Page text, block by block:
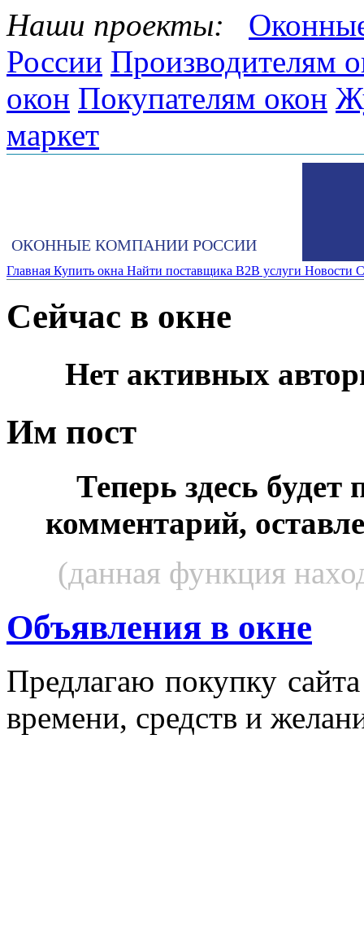
Наши проекты:
России Производителям
окон Покупателям окон
маркет
ОКОННЫЕ КОМПАНИИ РОССИИ
Главная Купить окна Найти поставщика B2B услуги Новости
Сейчас в окне
Нет активных
Им пост
Теперь здесь будет
комментарий,
(данная функция
Объявления в окне
Пред­ла­гаю по­куп­ку
вре­мени, средств и